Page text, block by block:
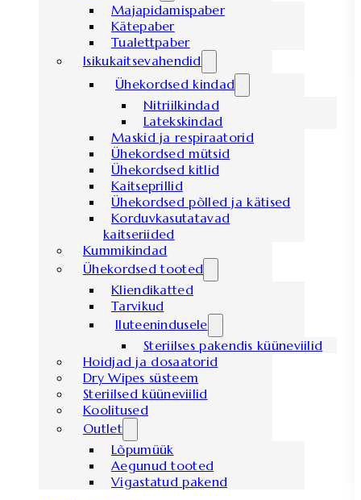
Majapidamispaber
Kätepaber
Tualettpaber
Isikukaitsevahendid
Ühekordsed kindad
Nitriilkindad
Latekskindad
Maskid ja respiraatorid
Ühekordsed mütsid
Ühekordsed kitlid
Kaitseprillid
Ühekordsed põlled ja kätised
Korduvkasutatavad
kaitseriided
Kummikindad
Ühekordsed tooted
Kliendikatted
Tarvikud
Iluteenindusele
Steriilses pakendis küüneviilid
Hoidjad ja dosaatorid
Dry Wipes süsteem
Steriilsed küüneviilid
Koolitused
Outlet
Lõpumüük
Aegunud tooted
Vigastatud pakend